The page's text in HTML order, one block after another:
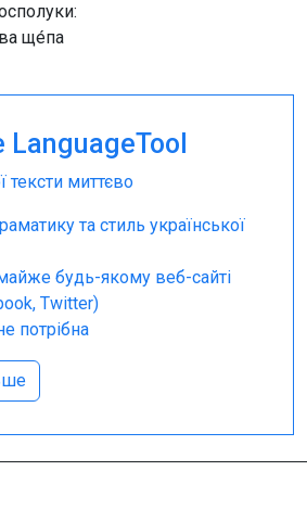
ще́па
LanguageTool
тексти миттєво
та стиль української
будь-якому веб-сайті
Twitter)
потрібна